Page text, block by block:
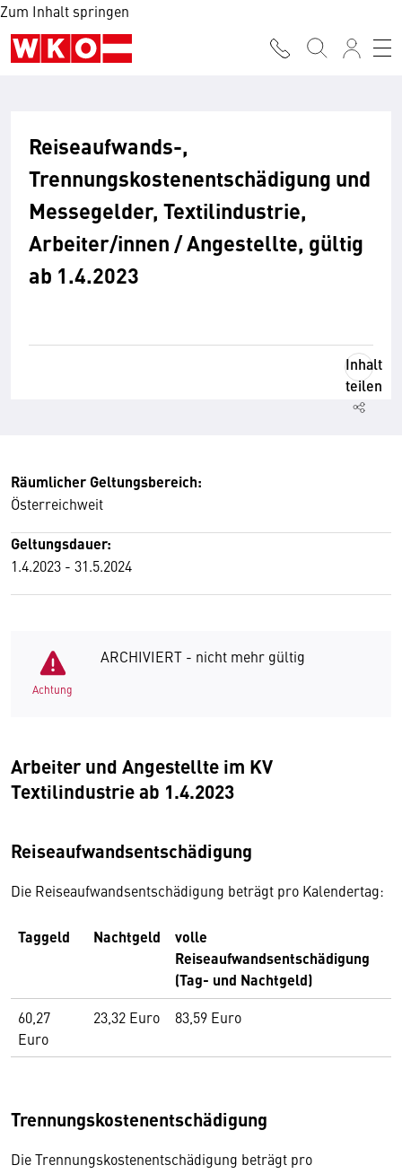
Zum Inhalt springen
Reiseaufwands-,
Trennungskostenentschädigung und
Messegelder, Textilindustrie,
Arbeiter/innen / Angestellte, gültig
ab 1.4.2023
Inhalt
teilen
Räumlicher Geltungsbereich:
Österreichweit
Geltungsdauer:
1.4.2023 - 31.5.2024
Achtung
ARCHIVIERT - nicht mehr gültig
Arbeiter und Angestellte im KV
Textilindustrie ab 1.4.2023
Reiseaufwandsentschädigung
Die Reiseaufwandsentschädigung beträgt pro Kalendertag:
Taggeld Nachtgeld
volle
Reiseaufwandsentschädigung
(Tag- und Nachtgeld)
60,27
Euro
23,32 Euro 83,59 Euro
Trennungskostenentschädigung
Die Trennungskostenentschädigung beträgt pro